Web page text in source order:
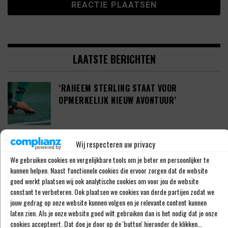
Wij respecteren uw privacy
We gebruiken cookies en vergelijkbare tools om je beter en persoonlijker te
kunnen helpen. Naast functionele cookies die ervoor zorgen dat de website
goed werkt plaatsen wij ook analytische cookies om voor jou de website
constant te verbeteren. Ook plaatsen we cookies van derde partijen zodat we
jouw gedrag op onze website kunnen volgen en je relevante content kunnen
laten zien. Als je onze website goed wilt gebruiken dan is het nodig dat je onze
cookies accepteert. Dat doe je door op de 'button' hieronder de klikken...
LAATSTE BERICHTEN
‘RAHEEM STERLING STAAT VOOR
OPMERKELIJK NIEUW AVONTUUR’
‘SHAQUEEL VAN PERSIE BRENGT FEYENOORD
IETS EXTRA’S’
DEFINITIEF: IN-BEOM HWANG ZET LOOPBAAN
VOORT BIJ FC PORTO